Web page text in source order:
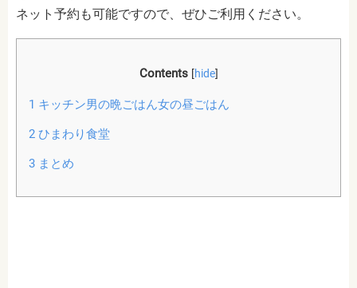
ネット予約も可能ですので、ぜひご利用ください。
Contents [hide]
1 キッチン男の晩ごはん女の昼ごはん
2ひまわり食堂
3まとめ